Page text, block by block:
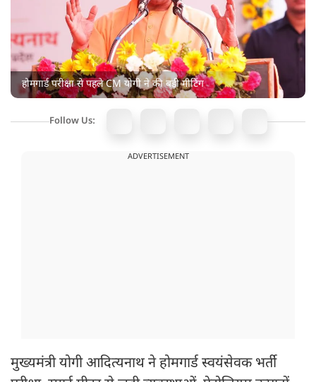
होमगार्ड परीक्षा से पहले CM योगी ने की बड़ी मीटिंग
Follow Us:
ADVERTISEMENT
मुख्यमंत्री योगी आदित्यनाथ ने होमगार्ड स्वयंसेवक भर्ती